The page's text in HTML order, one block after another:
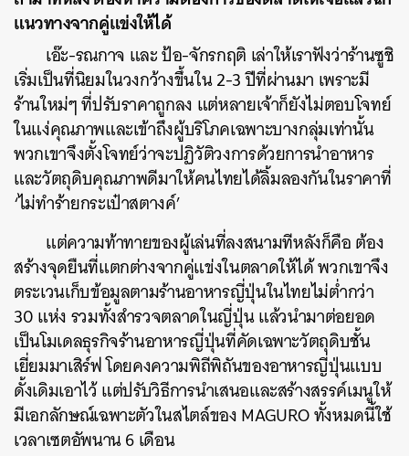
แนวทางจากคู่แข่งให้ได้
เอ๊ะ-รณกาจ และ ป้อ-จักรกฤติ เล่าให้เราฟังว่าร้านซูชิ
เริ่มเป็นที่นิยมในวงกว้างขึ้นใน 2-3 ปีที่ผ่านมา เพราะมี
ร้านใหม่ๆ ที่ปรับราคาถูกลง แต่หลายเจ้าก็ยังไม่ตอบโจทย์
ในแง่คุณภาพและเข้าถึงผู้บริโภคเฉพาะบางกลุ่มเท่านั้น
พวกเขาจึงตั้งโจทย์ว่าจะปฏิวัติวงการด้วยการนำอาหาร
และวัตถุดิบคุณภาพดีมาให้คนไทยได้ลิ้มลองกันในราคาที่
‘ไม่ทำร้ายกระเป๋าสตางค์’
แต่ความท้าทายของผู้เล่นที่ลงสนามทีหลังก็คือ ต้อง
สร้างจุดยืนที่แตกต่างจากคู่แข่งในตลาดให้ได้ พวกเขาจึง
ตระเวนเก็บข้อมูลตามร้านอาหารญี่ปุ่นในไทยไม่ต่ำกว่า
30 แห่ง รวมทั้งสำรวจตลาดในญี่ปุ่น แล้วนำมาต่อยอด
เป็นโมเดลธุรกิจร้านอาหารญี่ปุ่นที่คัดเฉพาะวัตถุดิบชั้น
เยี่ยมมาเสิร์ฟ โดยคงความพิถีพิถันของอาหารญี่ปุ่นแบบ
ดั้งเดิมเอาไว้ แต่ปรับวิธีการนำเสนอและสร้างสรรค์เมนูให้
มีเอกลักษณ์เฉพาะตัวในสไตล์ของ MAGURO ทั้งหมดนี้ใช้
เวลาเซตอัพนาน 6 เดือน